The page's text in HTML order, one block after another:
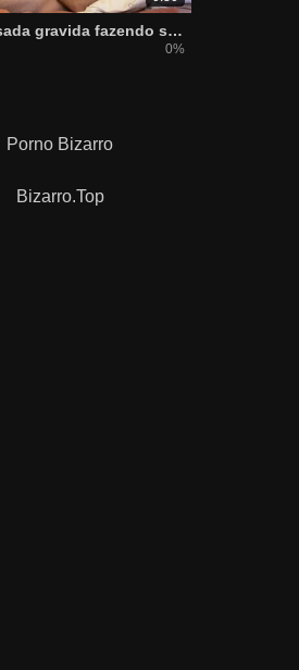
Loira casada gravida fazendo sexo com o cunhado talarico
0%
Porno Bizarro
Bizarro.Top